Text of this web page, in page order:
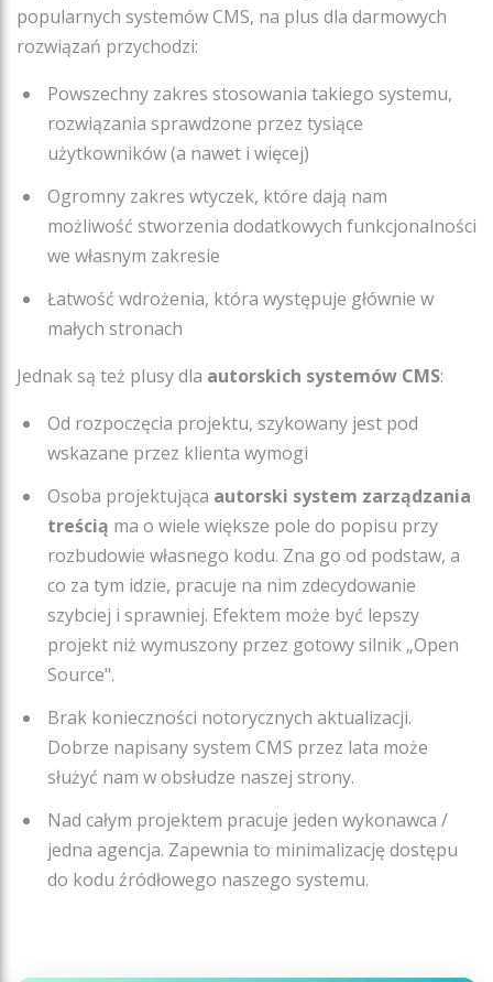
popularnych systemów CMS, na plus dla darmowych
rozwiązań przychodzi:
Powszechny zakres stosowania takiego systemu,
rozwiązania sprawdzone przez tysiące
użytkowników (a nawet i więcej)
Ogromny zakres wtyczek, które dają nam
możliwość stworzenia dodatkowych funkcjonalności
we własnym zakresie
Łatwość wdrożenia, która występuje głównie w
małych stronach
Jednak są też plusy dla autorskich systemów CMS:
Od rozpoczęcia projektu, szykowany jest pod
wskazane przez klienta wymogi
Osoba projektująca autorski system zarządzania
treścią ma o wiele większe pole do popisu przy
rozbudowie własnego kodu. Zna go od podstaw, a
co za tym idzie, pracuje na nim zdecydowanie
szybciej i sprawniej. Efektem może być lepszy
projekt niż wymuszony przez gotowy silnik „Open
Source".
Brak konieczności notorycznych aktualizacji.
Dobrze napisany system CMS przez lata może
służyć nam w obsłudze naszej strony.
Nad całym projektem pracuje jeden wykonawca /
jedna agencja. Zapewnia to minimalizację dostępu
do kodu źródłowego naszego systemu.